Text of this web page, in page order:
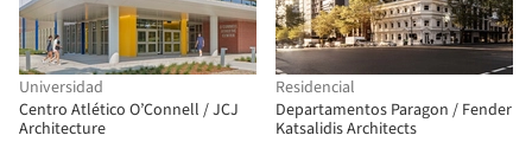
Universidad
Centro Atlético O’Connell / JCJ
Architecture
Residencial
Departamentos Paragon / Fender
Katsalidis Architects